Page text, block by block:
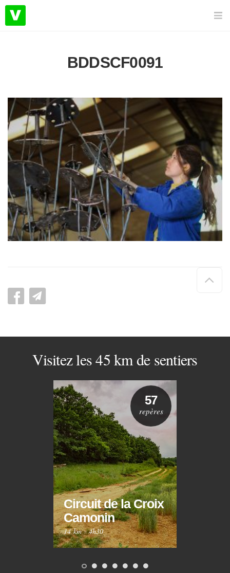
BDDSCF0091
de
Visitez les 45 km de sentiers
Circuit de la Croix
Camonin
14 km·4h30
57
repères